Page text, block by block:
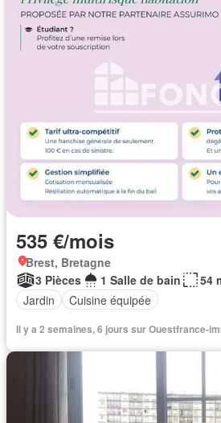
535 €/mois
Brest, Bretagne
3 Pièces
1 Salle de bain
54
Jardin
Cuisine équipée
Il y a 2 semaines, 6 jours sur Ouestfrance-